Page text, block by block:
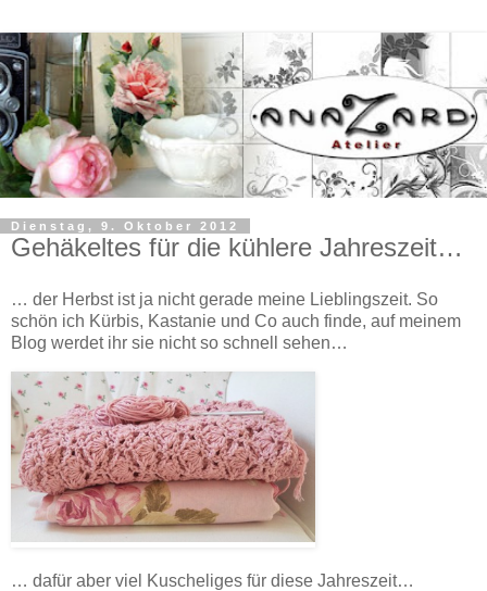
Dienstag, 9. Oktober 2012
Gehäkeltes für die kühlere Jahreszeit…
… der Herbst ist ja nicht gerade meine Lieblingszeit. So
schön ich Kürbis, Kastanie und Co auch finde, auf meinem
Blog werdet ihr sie nicht so schnell sehen…
… dafür aber viel Kuscheliges für diese Jahreszeit…